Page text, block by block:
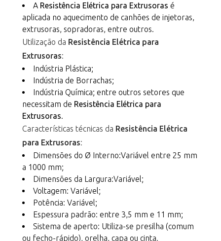
A Resistência Elétrica para Extrusoras é
aplicada no aquecimento de canhões de injetoras,
extrusoras, sopradoras, entre outros.
Utilização da Resistência Elétrica para
Extrusoras:
Indústria Plástica;
Indústria de Borrachas;
Indústria Química; entre outros setores que
necessitam de Resistência Elétrica para
Extrusoras.
Características técnicas da Resistência Elétrica
para Extrusoras:
Dimensões do Ø Interno:Variável entre 25 mm
a 1000 mm;
Dimensões da Largura:Variável;
Voltagem: Variável;
Potência: Variável;
Espessura padrão: entre 3,5 mm e 11 mm;
Sistema de aperto: Utiliza-se presilha (comum
ou fecho-rápido), orelha, capa ou cinta.